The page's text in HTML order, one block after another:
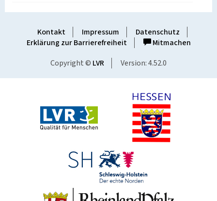
Kontakt Impressum
Datenschutz
Erklärung zur Barrierefreiheit
Mitmachen
Copyright © LVR Version: 4.52.0